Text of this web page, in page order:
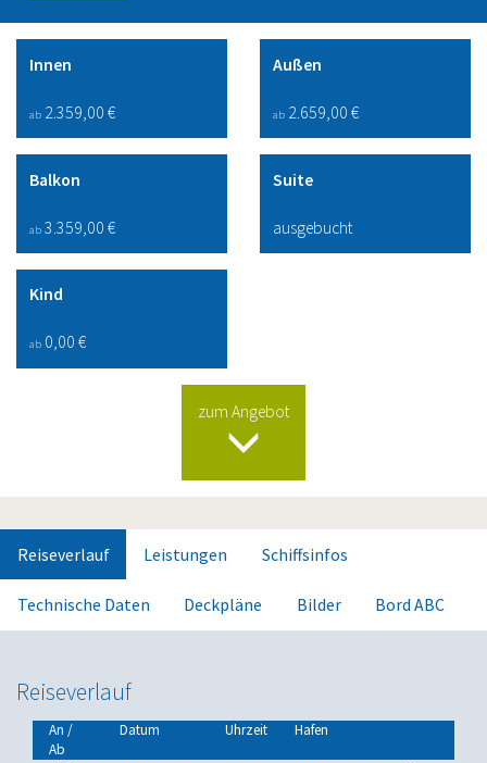
Innen
ab 2.359,00 €
Außen
ab 2.659,00 €
Balkon
ab 3.359,00 €
Suite
ausgebucht
Kind
ab 0,00 €
zum Angebot
Reiseverlauf Leistungen Schiffsinfos
Technische Daten Deckpläne Bilder Bord ABC
Reiseverlauf
An /
Ab
Datum Uhrzeit Hafen